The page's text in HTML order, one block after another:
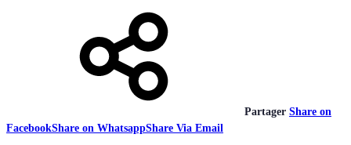
Partager Share on
FacebookShare on WhatsappShare Via Email